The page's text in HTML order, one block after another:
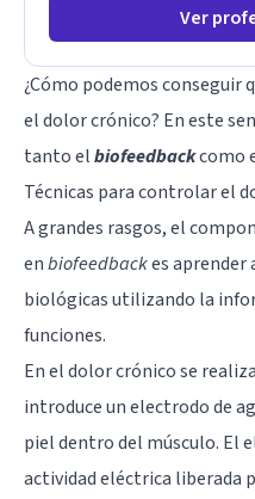
Ver
¿Cómo podemos conseguir
el dolor crónico? En este
tanto elbiofeedbackcomo
Técnicas para controlar el
A grandes rasgos, el
enbiofeedbackes aprender
biológicas utilizando la
funciones.
En el dolor crónico se
introduce un electrodo de
piel dentro del músculo. El
actividad eléctrica liberada